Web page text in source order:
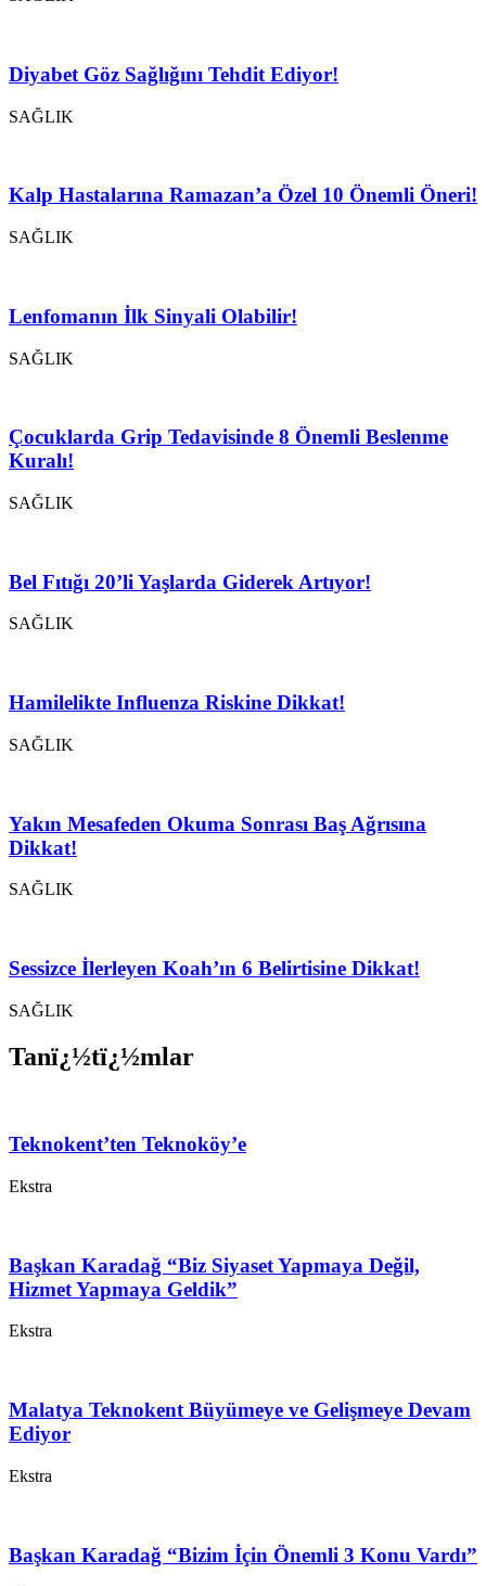
Diyabet Göz Sağlığını Tehdit Ediyor!
SAĞLIK
Kalp Hastalarına Ramazan’a Özel 10 Önemli Öneri!
SAĞLIK
Lenfomanın İlk Sinyali Olabilir!
SAĞLIK
Çocuklarda Grip Tedavisinde 8 Önemli Beslenme
Kuralı!
SAĞLIK
Bel Fıtığı 20’li Yaşlarda Giderek Artıyor!
SAĞLIK
Hamilelikte Influenza Riskine Dikkat!
SAĞLIK
Yakın Mesafeden Okuma Sonrası Baş Ağrısına
Dikkat!
SAĞLIK
Sessizce İlerleyen Koah’ın 6 Belirtisine Dikkat!
SAĞLIK
Tanï¿½tï¿½mlar
Teknokent’ten Teknoköy’e
Ekstra
Başkan Karadağ “Biz Siyaset Yapmaya Değil,
Hizmet Yapmaya Geldik”
Ekstra
Malatya Teknokent Büyümeye ve Gelişmeye Devam
Ediyor
Ekstra
Başkan Karadağ “Bizim İçin Önemli 3 Konu Vardı”